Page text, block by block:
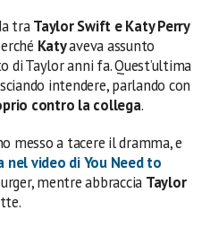
traTaylor Swift e Katy Perry
Katyaveva assunto
di Taylor anni fa. Quest’ultima
intendere, parlando con
contro la collega.
messo a tacere il dramma, e
nel video di You Need to
mentre abbraccia Taylor